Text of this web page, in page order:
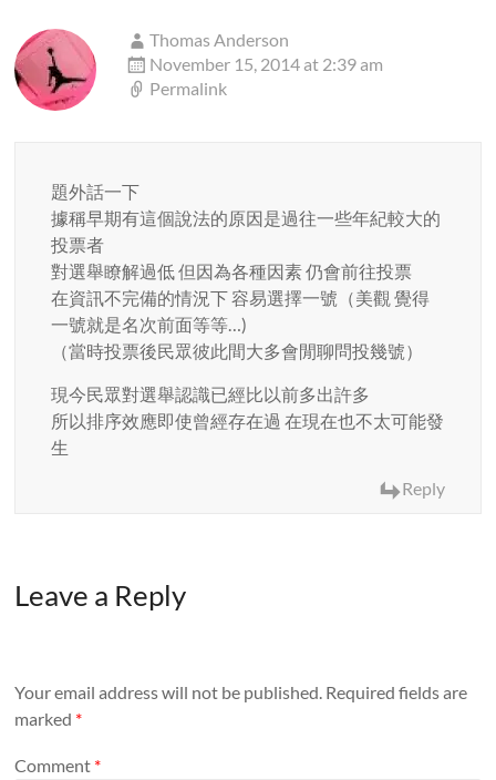
Thomas Anderson
November 15, 2014 at 2:39 am
Permalink
題外話一下
據稱早期有這個說法的原因是過往一些年紀較大的
投票者
對選舉瞭解過低 但因為各種因素 仍會前往投票
在資訊不完備的情況下 容易選擇一號（美觀 覺得
一號就是名次前面等等…)
（當時投票後民眾彼此間大多會閒聊問投幾號）
現今民眾對選舉認識已經比以前多出許多
所以排序效應即使曾經存在過 在現在也不太可能發
生
Reply
Leave a Reply
Your email address will not be published. Required fields are
marked *
Comment *